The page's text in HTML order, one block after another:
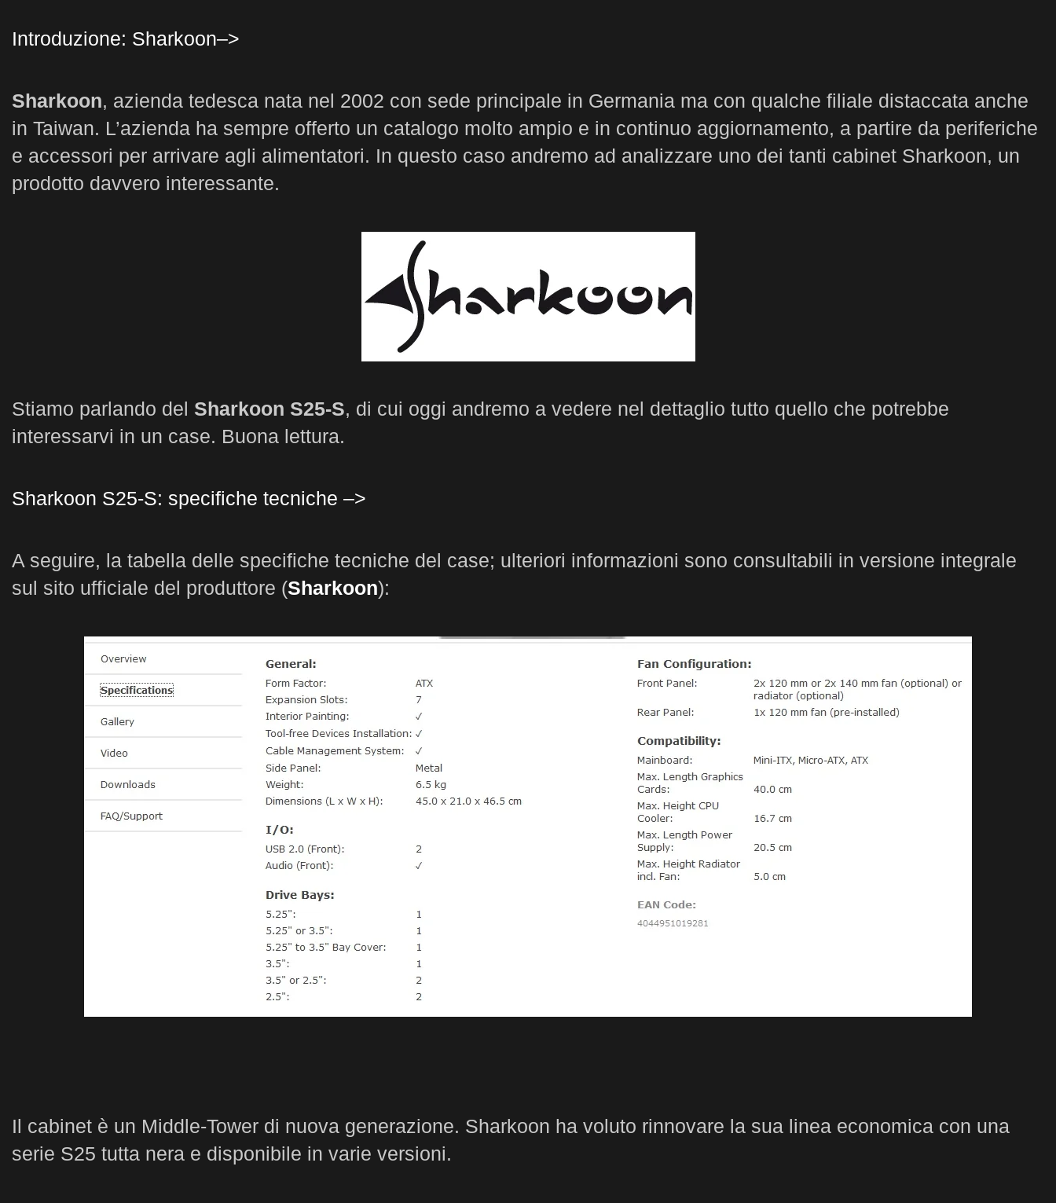
Introduzione: Sharkoon–>
Sharkoon, azienda tedesca nata nel 2002 con sede principale in Germania ma con qualche filiale distaccata anche
in Taiwan. L’azienda ha sempre offerto un catalogo molto ampio e in continuo aggiornamento, a partire da periferiche
e accessori per arrivare agli alimentatori. In questo caso andremo ad analizzare uno dei tanti cabinet Sharkoon, un
prodotto davvero interessante.
Stiamo parlando del Sharkoon S25-S, di cui oggi andremo a vedere nel dettaglio tutto quello che potrebbe
interessarvi in un case. Buona lettura.
Sharkoon S25-S: specifiche tecniche –>
A seguire, la tabella delle specifiche tecniche del case; ulteriori informazioni sono consultabili in versione integrale
sul sito ufficiale del produttore (Sharkoon):
Il cabinet è un Middle-Tower di nuova generazione. Sharkoon ha voluto rinnovare la sua linea economica con una
serie S25 tutta nera e disponibile in varie versioni.